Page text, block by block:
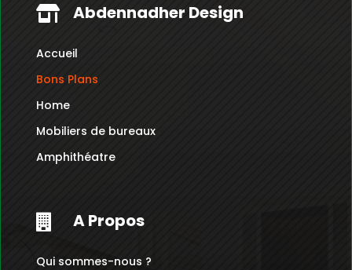
 Abdennadher Design
Accueil
Bons Plans
Home
Mobiliers de bureaux
Amphithéatre
 A Propos
Qui sommes-nous ?